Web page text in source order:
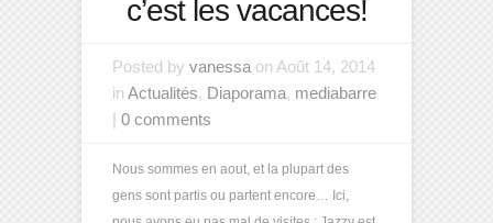
c’est les vacances!
Posted by vanessa on Août 14, 2014
in Actualités, Diaporama, mediabarre
| 0 comments
Nous sommes en aout, et la plupart des
gens sont partis ou partent encore… Ici,